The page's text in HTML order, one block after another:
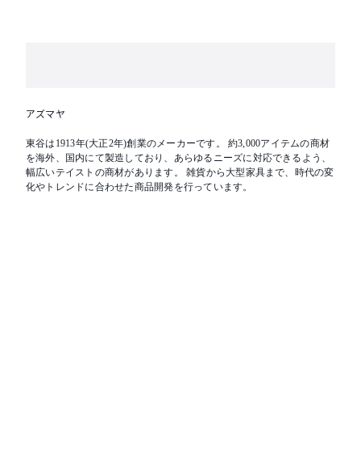
アズマヤ
東谷は1913年(大正2年)創業のメーカーです。 約3,000アイテムの商材
を海外、国内にて製造しており、あらゆるニーズに対応できるよう、
幅広いテイストの商材があります。 雑貨から大型家具まで、時代の変
化やトレンドに合わせた商品開発を行っています。